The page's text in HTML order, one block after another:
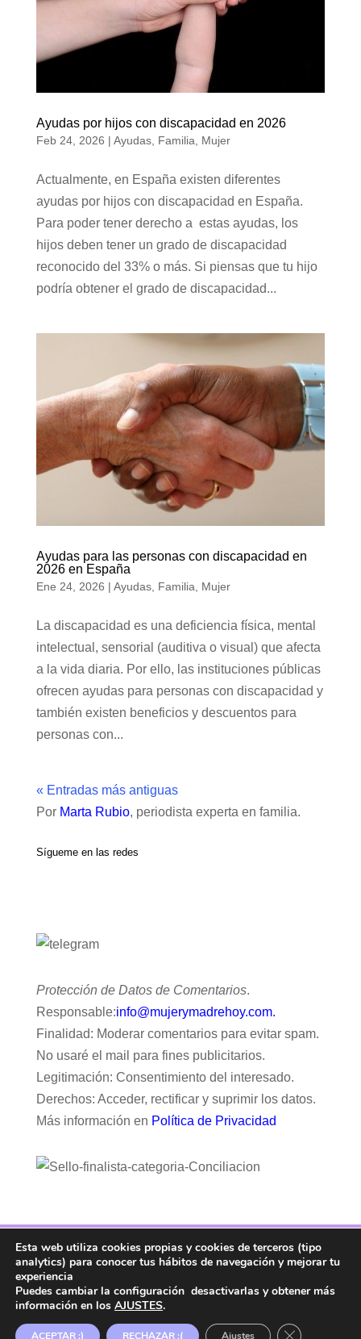
Ayudas por hijos con discapacidad en 2026
Feb 24, 2026 | Ayudas, Familia, Mujer
Actualmente, en España existen diferentes
ayudas por hijos con discapacidad en España.
Para poder tener derecho a estas ayudas, los
hijos deben tener un grado de discapacidad
reconocido del 33% o más. Si piensas que tu hijo
podría obtener el grado de discapacidad...
Ayudas para las personas con discapacidad en
2026 en España
Ene 24, 2026 | Ayudas, Familia, Mujer
La discapacidad es una deficiencia física, mental
intelectual, sensorial (auditiva o visual) que afecta
a la vida diaria. Por ello, las instituciones públicas
ofrecen ayudas para personas con discapacidad y
también existen beneficios y descuentos para
personas con...
« Entradas más antiguas
Por Marta Rubio, periodista experta en familia.
Sígueme en las redes
Protección de Datos de Comentarios.
Responsable:info@mujerymadrehoy.com.
Finalidad: Moderar comentarios para evitar spam.
No usaré el mail para fines publicitarios.
Legitimación: Consentimiento del interesado.
Derechos: Acceder, rectificar y suprimir los datos.
Más información en Política de Privacidad
Facebook Twitter Telegram
RSS
Instagram
Linkedin
Esta web utiliza cookies propias y cookies de terceros (tipo
analytics) para conocer tus hábitos de navegación y mejorar tu
experiencia
Puedes cambiar la configuración desactivarlas y obtener más
información en los AJUSTES.
ACEPTAR :) RECHAZAR :( Ajustes Cerrar el